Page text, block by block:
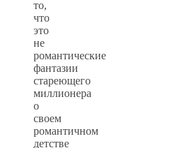
то,
что
это
не
романтические
фантазии
стареющего
миллионера
о
своем
романтичном
детстве